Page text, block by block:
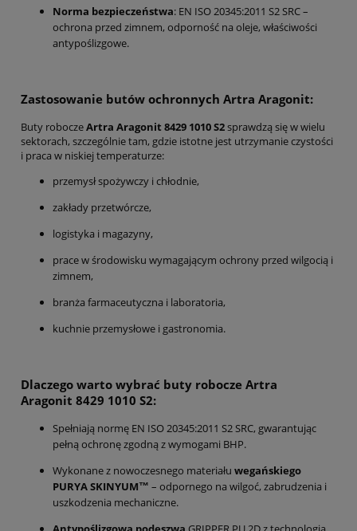
Norma bezpieczeństwa: EN ISO 20345:2011 S2 SRC –
ochrona przed zimnem, odporność na oleje, właściwości
antypoślizgowe.
Zastosowanie butów ochronnych Artra Aragonit:
Buty roboczeArtra Aragonit 8429 1010 S2sprawdzą się w wielu
sektorach, szczególnie tam, gdzie istotne jest utrzymanie czystości
i praca w niskiej temperaturze:
przemysł spożywczy i chłodnie,
zakłady przetwórcze,
logistyka i magazyny,
prace w środowisku wymagającym ochrony przed wilgocią i
zimnem,
branża farmaceutyczna i laboratoria,
kuchnie przemysłowe i gastronomia.
Dlaczego warto wybrać buty robocze Artra
Aragonit 8429 1010 S2:
Spełniają normę EN ISO 20345:2011 S2 SRC, gwarantując
pełną ochronę zgodną z wymogami BHP.
Wykonane z nowoczesnego materiału wegańskiego
PURYA SKINYUM™ – odpornego na wilgoć, zabrudzenia i
uszkodzenia mechaniczne.